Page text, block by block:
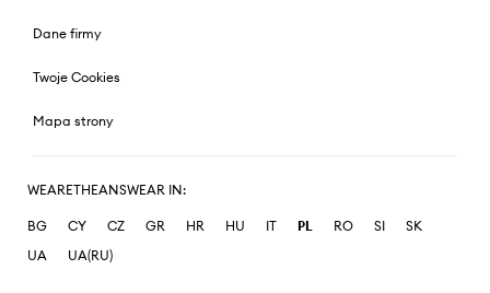
Dane firmy
Twoje Cookies
Mapa strony
WEARETHEANSWEAR IN:
BG CY CZ GR HR HU IT PL RO SI
SK
UA
UA(RU)